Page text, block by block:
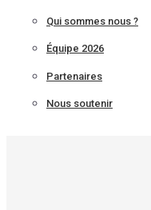
Qui sommes nous ?
Équipe 2026
Partenaires
Nous soutenir